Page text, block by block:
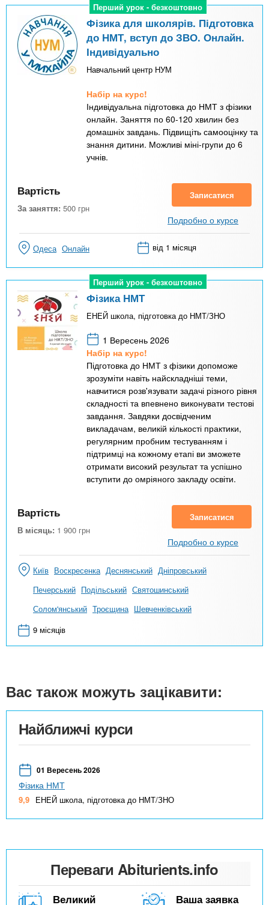
Перший урок - безкоштовно
Перший урок - безкоштовно
Фізика для школярів. Підготовка
до НМТ, вступ до ЗВО. Онлайн.
Індивідуально
Навчальний центр НУМ
Набір на курс!
Індивідуальна підготовка до НМТ з фізики
онлайн. Заняття по 60-120 хвилин без
домашніх завдань. Підвищіть самооцінку та
знання дитини. Можливі міні-групи до 6
учнів.
Вартість
За заняття: 500 грн
Записатися
Подробно о курсе
Одеса Онлайн від 1 місяця
Перший урок - безкоштовно
Перший урок - безкоштовно
Фізика НМТ
ЕНЕЙ школа, підготовка до НМТ/ЗНО
1 Вересень 2026
Набір на курс!
Підготовка до НМТ з фізики допоможе
зрозуміти навіть найскладніші теми,
навчитися розв'язувати задачі різного рівня
складності та впевнено виконувати тестові
завдання. Завдяки досвідченим
викладачам, великій кількості практики,
регулярним пробним тестуванням і
підтримці на кожному етапі ви зможете
отримати високий результат та успішно
вступити до омріяного закладу освіти.
Вартість
В місяць: 1 900 грн
Записатися
Подробно о курсе
Київ Воскресенка Деснянський Дніпровський
Печерський Подільський Святошинський
Солом'янський Троєщина Шевченківський
9 місяців
Вас також можуть зацікавити:
Найближчі курси
01 Вересень 2026
Фізика НМТ
9,9 ЕНЕЙ школа, підготовка до НМТ/ЗНО
Переваги Abiturients.info
Великий
Ваша заявка